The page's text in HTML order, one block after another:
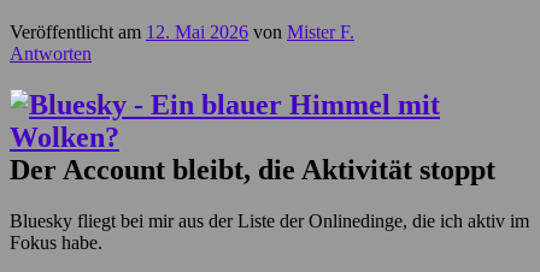
Veröffentlicht am 12. Mai 2026 von Mister F.
Antworten
Der Account bleibt, die Aktivität stoppt
Bluesky fliegt bei mir aus der Liste der Onlinedinge, die ich aktiv im
Fokus habe.